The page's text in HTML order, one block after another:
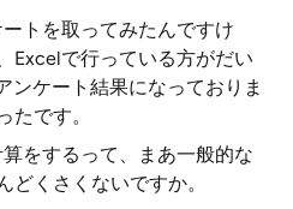
トを取ってみたんですけ
Excelで行っている方がだい
ンケート結果になっておりま
たです。
をするって、まあ一般的な
どくさくないですか。